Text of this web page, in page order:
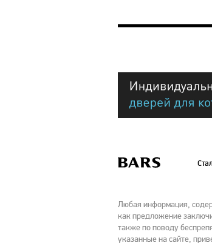
Любая информация,
как предложение
также по поводу
указанные на сайте,